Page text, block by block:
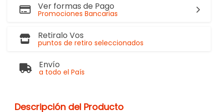
Ver formas de Pago
Promociones Bancarias
Retiralo Vos
puntos de retiro seleccionados
Envío
a todo el País
Descripción del Producto